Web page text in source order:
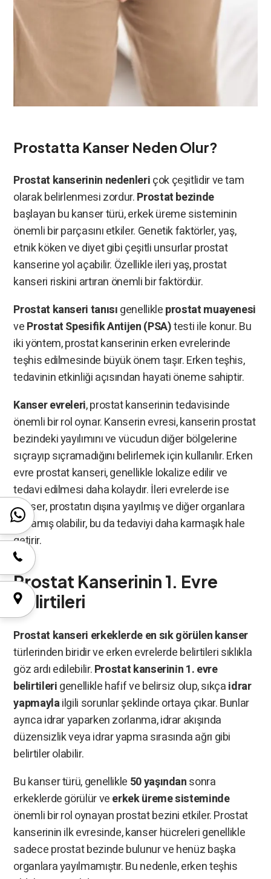
Prostatta Kanser Neden Olur?
Prostat kanserinin nedenleriçok çeşitlidir ve tam
olarak belirlenmesi zordur.Prostat bezinde
başlayan bu kanser türü, erkek üreme sisteminin
önemli bir parçasını etkiler. Genetik faktörler, yaş,
etnik köken ve diyet gibi çeşitli unsurlar prostat
kanserine yol açabilir. Özellikle ileri yaş, prostat
kanseri riskini artıran önemli bir faktördür.
Prostat kanseri tanısıgenellikleprostat muayenesi
veProstat Spesifik Antijen (PSA)testi ile konur. Bu
iki yöntem, prostat kanserinin erken evrelerinde
teşhis edilmesinde büyük önem taşır. Erken teşhis,
tedavinin etkinliği açısından hayati öneme sahiptir.
Kanser evreleri, prostat kanserinin tedavisinde
önemli bir rol oynar. Kanserin evresi, kanserin prostat
bezindeki yayılımını ve vücudun diğer bölgelerine
sıçrayıp sıçramadığını belirlemek için kullanılır. Erken
evre prostat kanseri, genellikle lokalize edilir ve
tedavi edilmesi daha kolaydır. İleri evrelerde ise
kanser, prostatın dışına yayılmış ve diğer organlara
sıçramış olabilir, bu da tedaviyi daha karmaşık hale
getirir.
Prostat Kanserinin 1. Evre
Belirtileri
Prostat kanseri erkeklerde en sık görülen kanser
türlerinden biridir ve erken evrelerde belirtileri sıklıkla
göz ardı edilebilir.Prostat kanserinin 1. evre
belirtilerigenellikle hafif ve belirsiz olup, sıkçaidrar
yapmaylailgili sorunlar şeklinde ortaya çıkar. Bunlar
ayrıca idrar yaparken zorlanma, idrar akışında
düzensizlik veya idrar yapma sırasında ağrı gibi
belirtiler olabilir.
Bu kanser türü, genellikle 50 yaşındansonra
erkeklerde görülür veerkek üreme sisteminde
önemli bir rol oynayan prostat bezini etkiler. Prostat
kanserinin ilk evresinde, kanser hücreleri genellikle
sadece prostat bezinde bulunur ve henüz başka
organlara yayılmamıştır. Bu nedenle, erken teşhis